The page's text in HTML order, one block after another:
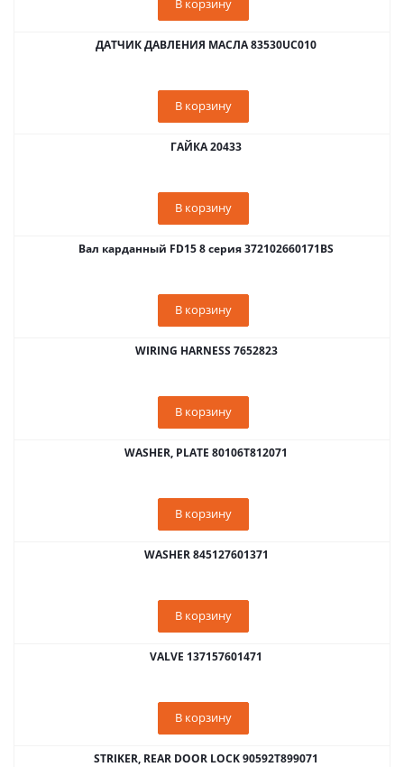
В корзину
ДАТЧИК ДАВЛЕНИЯ МАСЛА 83530UC010
В корзину
ГАЙКА 20433
В корзину
Вал карданный FD15 8 серия 372102660171BS
В корзину
WIRING HARNESS 7652823
В корзину
WASHER, PLATE 80106T812071
В корзину
WASHER 845127601371
В корзину
VALVE 137157601471
В корзину
STRIKER, REAR DOOR LOCK 90592T899071